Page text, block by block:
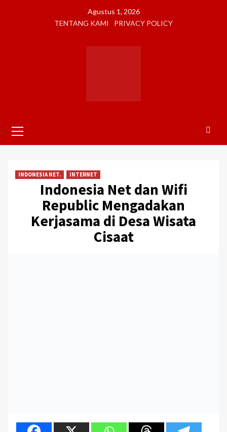
Agustus 1, 2026
TENTANG KAMI
PRIVACY POLICY
Menu
INDONESIA NET. INTERNET
Indonesia Net dan Wifi
Republic Mengadakan
Kerjasama di Desa Wisata
Cisaat